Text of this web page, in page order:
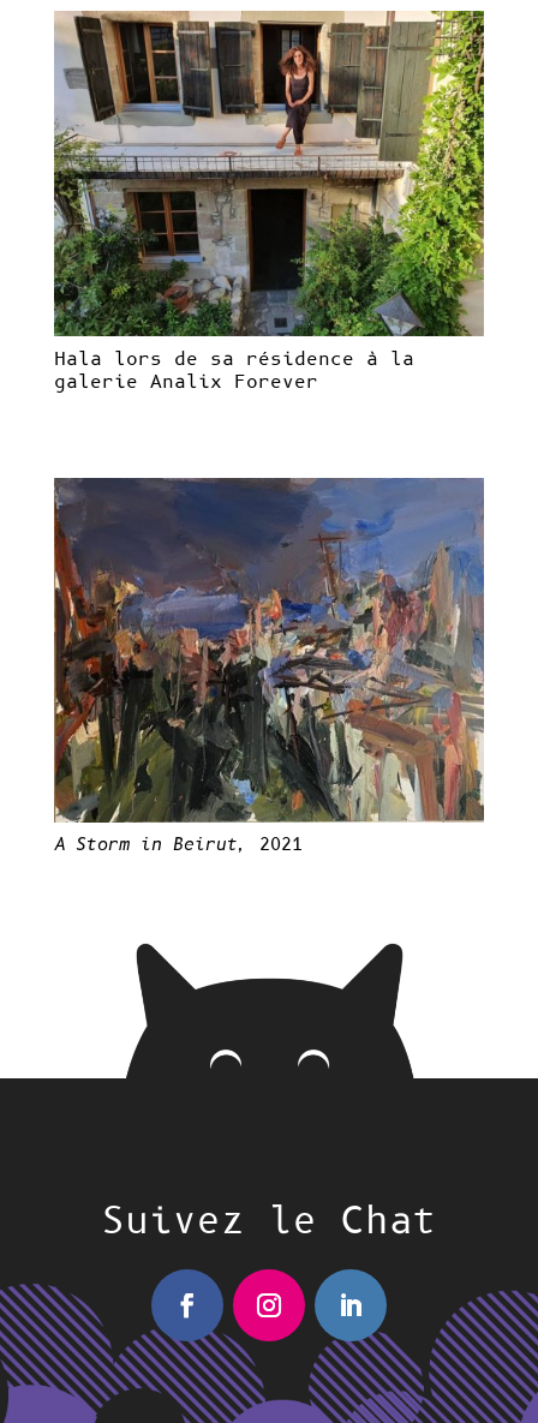
Hala lors de sa résidence à la
galerie Analix Forever
A Storm in Beirut, 2021
Suivez le Chat